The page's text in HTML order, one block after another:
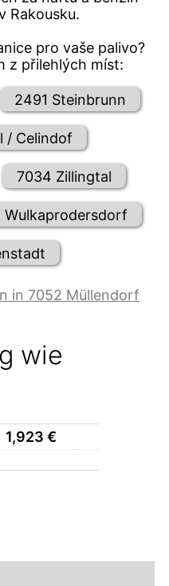
Rakousku.
pro vaše palivo?
z přilehlých míst:
2491 Steinbrunn
/ Celindof
7034 Zillingtal
Wulkaprodersdorf
in 7052 Müllendorf
wie
1,923 €